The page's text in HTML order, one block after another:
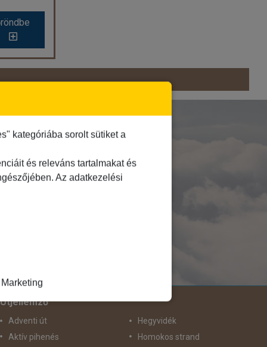
****
Útjellemző
Adventi út
Aktív pihenés
Hegyvidék
Homokos strand
kategóriába sorolt sütiket a
és releváns tartalmakat és
Az adatkezelési
Marketing